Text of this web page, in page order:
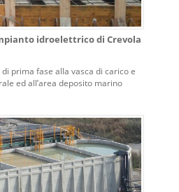
idroelettrico di Crevola
prima fase alla vasca di carico e
ed all’area deposito marino